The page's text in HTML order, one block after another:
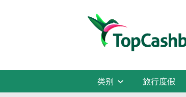
类别 旅行度假